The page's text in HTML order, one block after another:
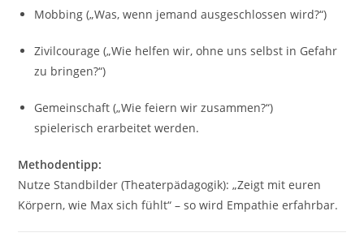
Mobbing („Was, wenn jemand ausgeschlossen wird?“)
Zivilcourage („Wie helfen wir, ohne uns selbst in Gefahr
zu bringen?“)
Gemeinschaft („Wie feiern wir zusammen?“)
spielerisch erarbeitet werden.
Methodentipp:
Nutze Standbilder (Theaterpädagogik): „Zeigt mit euren
Körpern, wie Max sich fühlt“ – so wird Empathie erfahrbar.